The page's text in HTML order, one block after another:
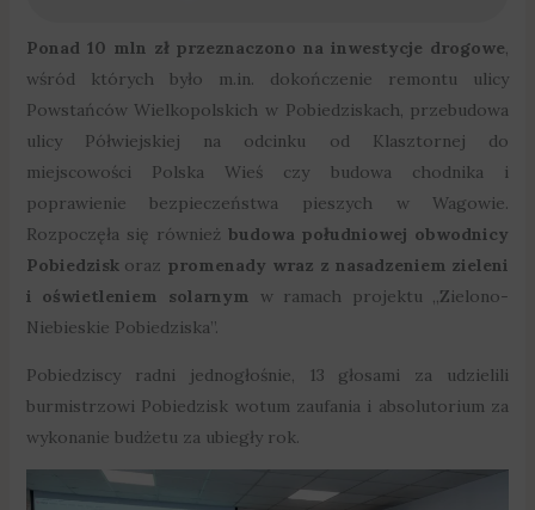
Ponad 10 mln zł przeznaczono na inwestycje drogowe,
wśród których było m.in. dokończenie remontu ulicy
Powstańców Wielkopolskich w Pobiedziskach, przebudowa
ulicy Półwiejskiej na odcinku od Klasztornej do
miejscowości Polska Wieś czy budowa chodnika i
poprawienie bezpieczeństwa pieszych w Wagowie.
Rozpoczęła się również budowa południowej obwodnicy
Pobiedzisk oraz promenady wraz z nasadzeniem zieleni
i oświetleniem solarnym w ramach projektu „Zielono-
Niebieskie Pobiedziska”.
Pobiedziscy radni jednogłośnie, 13 głosami za udzielili
burmistrzowi Pobiedzisk wotum zaufania i absolutorium za
wykonanie budżetu za ubiegły rok.